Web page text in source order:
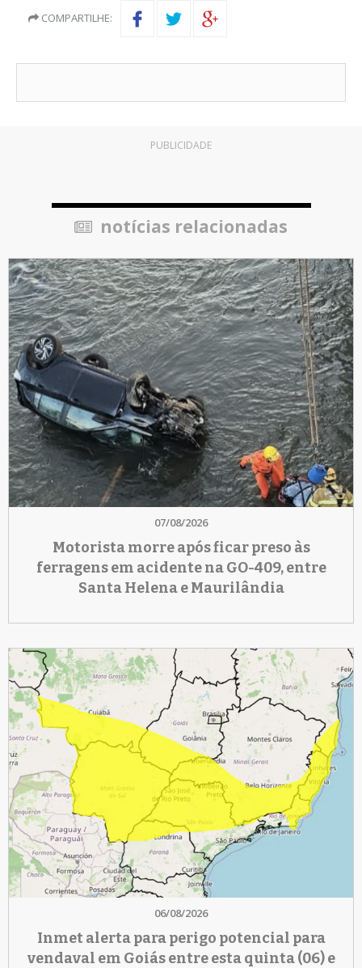
COMPARTILHE:
PUBLICIDADE
notícias relacionadas
07/08/2026
Motorista morre após ficar preso às
ferragens em acidente na GO-409, entre
Santa Helena e Maurilândia
06/08/2026
Inmet alerta para perigo potencial para
vendaval em Goiás entre esta quinta (06) e